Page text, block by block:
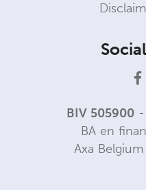
BIV 505900-
BA en
Axa